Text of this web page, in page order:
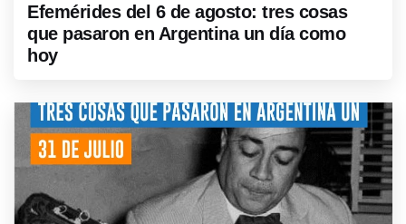
Efemérides del 6 de agosto: tres cosas
que pasaron en Argentina un día como
hoy